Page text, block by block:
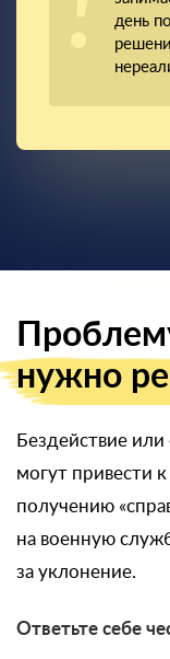
день
нужно
Бездействие
могут привести
получению
на военную
за уклонение.
Ответьте себе